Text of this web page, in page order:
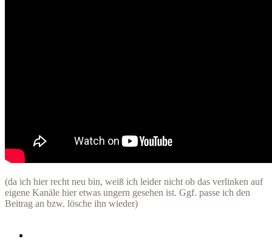
(da ich hier recht neu bin, weiß ich leider nicht ob das verlinken auf
eigene Kanäle hier etwas ungern gesehen ist. Ggf. passe ich den
Beitrag an bzw. lösche ihn wieder)